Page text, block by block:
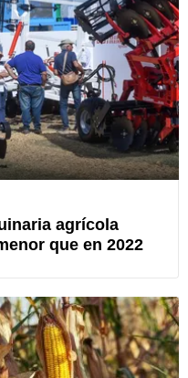
agrícola
que en 2022